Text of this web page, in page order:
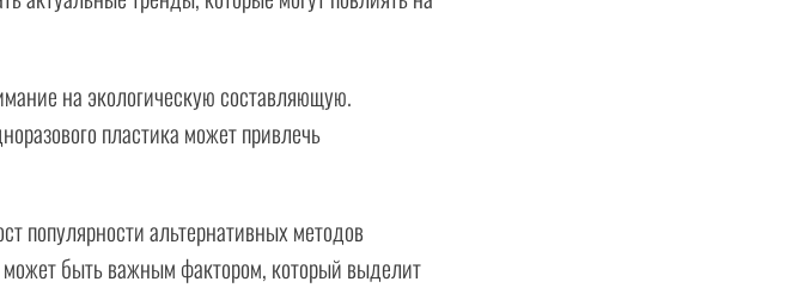
на экологическую составляющую.
пластика может привлечь
популярности альтернативных методов
быть важным фактором, который выделит